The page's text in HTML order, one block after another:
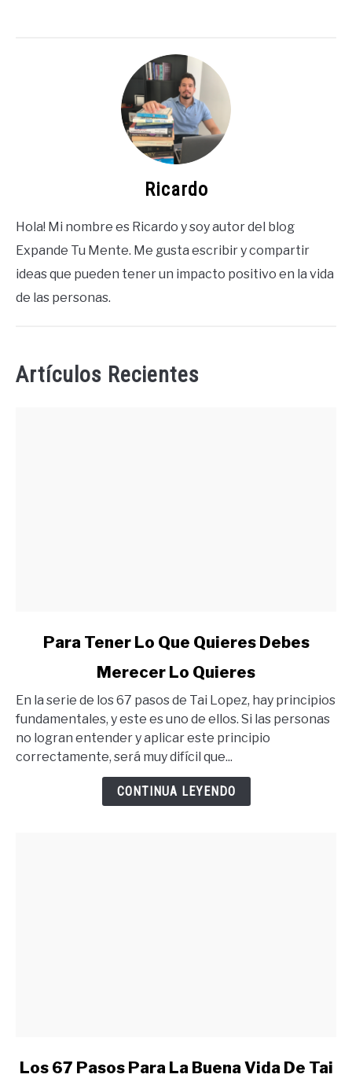
Ricardo
Hola! Mi nombre es Ricardo y soy autor del blog
Expande Tu Mente. Me gusta escribir y compartir
ideas que pueden tener un impacto positivo en la vida
de las personas.
Artículos Recientes
Tener
Lo
Que
Quieres
Para Tener Lo Que Quieres Debes
Merecer Lo Quieres
En la serie de los 67 pasos de Tai Lopez, hay principios
fundamentales, y este es uno de ellos. Si las personas
no logran entender y aplicar este principio
correctamente, será muy difícil que...
CONTINUA LEYENDO
link
Los 67 Pasos Para La Buena Vida De Tai